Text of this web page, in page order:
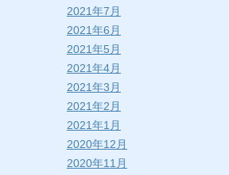
2021年7月
2021年6月
2021年5月
2021年4月
2021年3月
2021年2月
2021年1月
2020年12月
2020年11月